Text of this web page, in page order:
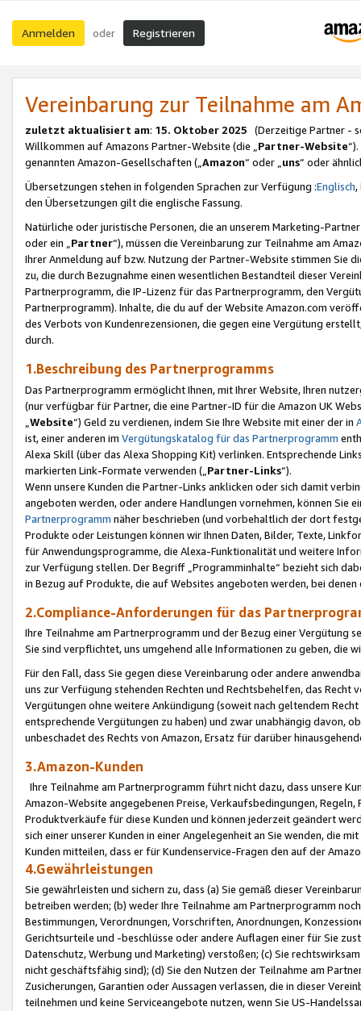
Anmelden oder Registrieren
Vereinbarung zur Teilnahme am
zuletzt aktualisiert am: 15. Oktober 2025 (Derzeitige Partner -
Willkommen auf Amazons Partner-Website (die „Partner-Website
genannten Amazon-Gesellschaften („Amazon“ oder „uns“ oder
Übersetzungen stehen in folgenden Sprachen zur Verfügung :Englisch,
den Übersetzungen gilt die englische Fassung.
Natürliche oder juristische Personen, die an unserem Marketing-
oder ein „Partner“), müssen die Vereinbarung zur Teilnahme am
Ihrer Anmeldung auf bzw. Nutzung der Partner-Website stimmen Sie
zu, die durch Bezugnahme einen wesentlichen Bestandteil dieser
Partnerprogramm, die IP-Lizenz für das Partnerprogramm, den
Partnerprogramm). Inhalte, die du auf der Website Amazon.com
des Verbots von Kundenrezensionen, die gegen eine Vergütung
durch.
1.Beschreibung des Partnerprogramms
Das Partnerprogramm ermöglicht Ihnen, mit Ihrer Website, Ihren
(nur verfügbar für Partner, die eine Partner-ID für die Amazon UK
Website“) Geld zu verdienen, indem Sie Ihre Website mit einer der in
ist, einer anderen im Vergütungskatalog für das Partnerprogramm
Alexa Skill (über das Alexa Shopping Kit) verlinken. Entsprechende
markierten Link-Formate verwenden („ Partner-Links“).
Wenn unsere Kunden die Partner-Links anklicken oder sich damit
angeboten werden, oder andere Handlungen vornehmen, können Sie
Partnerprogramm näher beschrieben (und vorbehaltlich der dort
Produkte oder Leistungen können wir Ihnen Daten, Bilder, Texte,
für Anwendungsprogramme, die Alexa-Funktionalität und weitere
zur Verfügung stellen. Der Begriff „Programminhalte“ bezieht sich
in Bezug auf Produkte, die auf Websites angeboten werden, bei
2.Compliance-Anforderungen für das
Ihre Teilnahme am Partnerprogramm und der Bezug einer Vergütung
Sie sind verpflichtet, uns umgehend alle Informationen zu geben, die
Für den Fall, dass Sie gegen diese Vereinbarung oder andere
uns zur Verfügung stehenden Rechten und Rechtsbehelfen, das
Vergütungen ohne weitere Ankündigung (soweit nach geltendem
entsprechende Vergütungen zu haben) und zwar unabhängig davon,
unbeschadet des Rechts von Amazon, Ersatz für darüber
3.Amazon-Kunden
Ihre Teilnahme am Partnerprogramm führt nicht dazu, dass unsere
Amazon-Website angegebenen Preise, Verkaufsbedingungen,
Produktverkäufe für diese Kunden und können jederzeit geändert
sich einer unserer Kunden in einer Angelegenheit an Sie wenden, die
Kunden mitteilen, dass er für Kundenservice-Fragen den auf der
4.Gewährleistungen
Sie gewährleisten und sichern zu, dass (a) Sie gemäß dieser
betreiben werden; (b) weder Ihre Teilnahme am Partnerprogramm
Bestimmungen, Verordnungen, Vorschriften, Anordnungen,
Gerichtsurteile und -beschlüsse oder andere Auflagen einer für Sie
Datenschutz, Werbung und Marketing) verstoßen; (c) Sie
nicht geschäftsfähig sind); (d) Sie den Nutzen der Teilnahme am
Zusicherungen, Garantien oder Aussagen verlassen, die in dieser
teilnehmen und keine Serviceangebote nutzen, wenn Sie US-